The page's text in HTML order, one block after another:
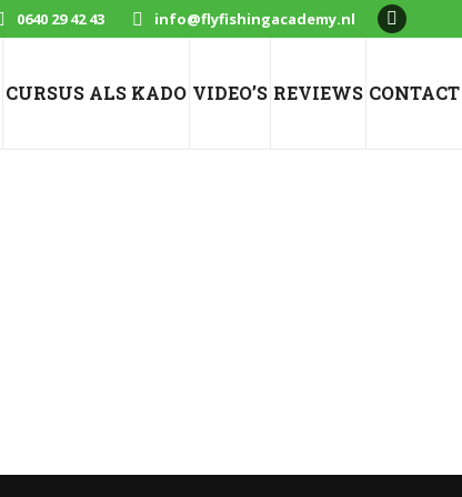
0640 29 42 43 info@flyfishingacademy.nl
opens
CURSUS ALS KADO VIDEO’S REVIEWS CONTACT